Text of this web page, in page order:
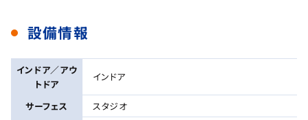
設備情報
インドア／アウ
トドア
インドア
サーフェス
スタジオ